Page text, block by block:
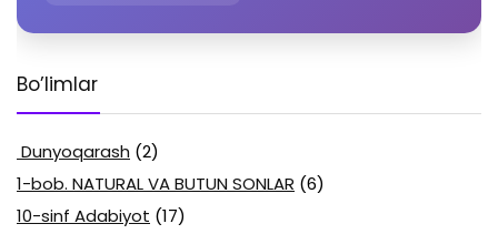
Bo’limlar
Dunyoqarash (2)
1-bob. NATURAL VA BUTUN SONLAR (6)
10-sinf Adabiyot (17)